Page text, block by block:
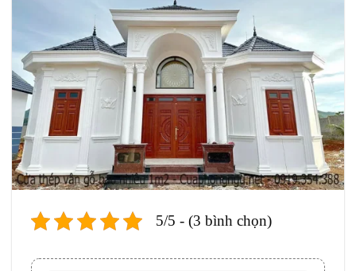
5/5 - (3 bình chọn)